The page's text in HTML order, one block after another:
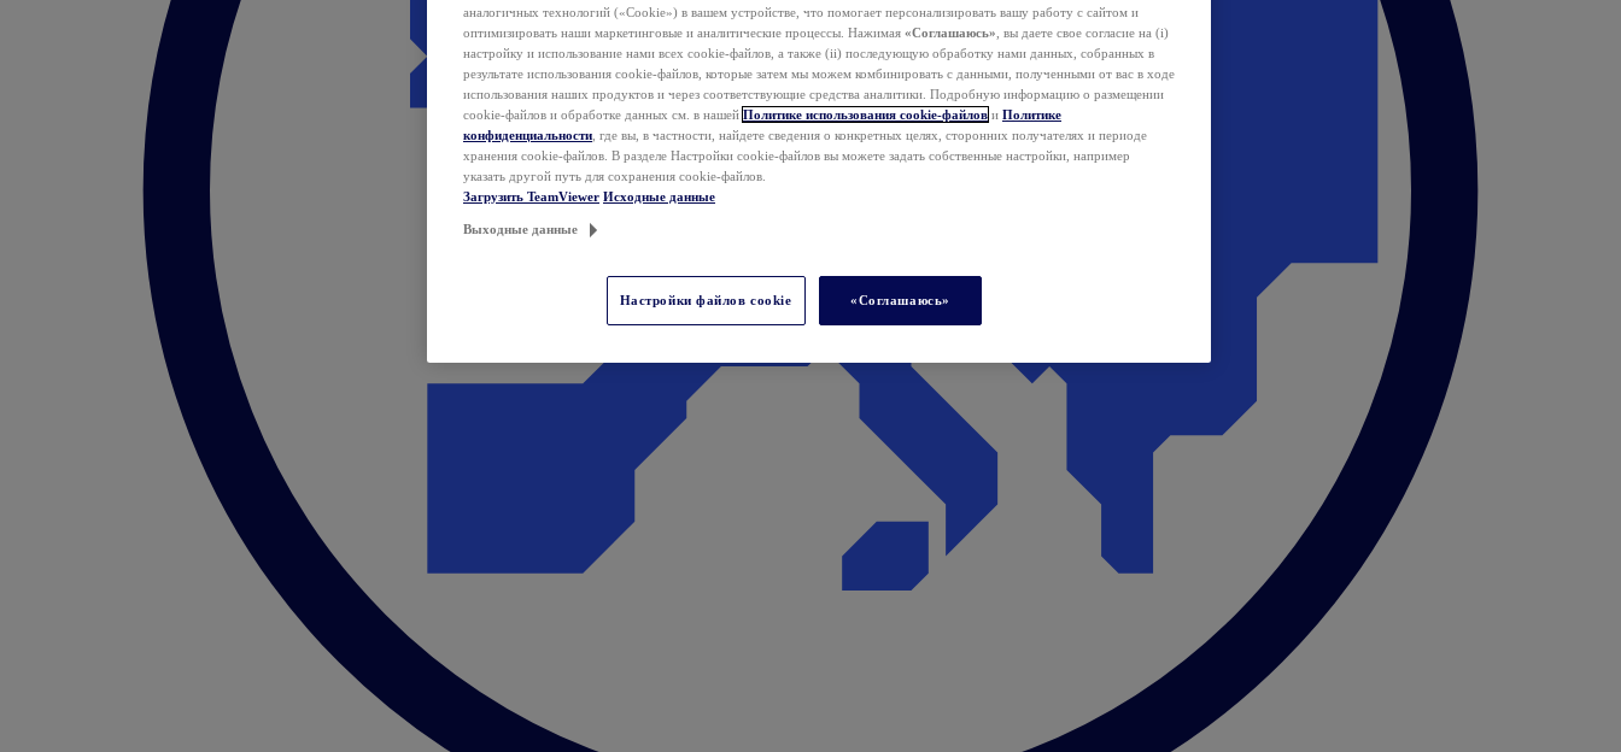
аналогичных технологий («Cookie») в вашем устройстве, что помогает персонализировать вашу работу с сайтом и
оптимизировать наши маркетинговые и аналитические процессы. Нажимая «Соглашаюсь» , вы даете свое согласие на (i)
настройку и использование нами всех cookie-файлов, а также (ii) последующую обработку нами данных, собранных в
результате использования cookie-файлов, которые затем мы можем комбинировать с данными, полученными от вас в ходе
использования наших продуктов и через соответствующие средства аналитики. Подробную информацию о размещении
cookie-файлов и обработке данных см. в нашей Политике использования cookie-файлов и Политике
конфиденциальности , где вы, в частности, найдете сведения о конкретных целях, сторонних получателях и периоде
хранения cookie-файлов. В разделе Настройки cookie-файлов вы можете задать собственные настройки, например
указать другой путь для сохранения cookie-файлов.
Загрузить TeamViewer Исходные данные
Выходные данные
Настройки файлов cookie «Соглашаюсь»